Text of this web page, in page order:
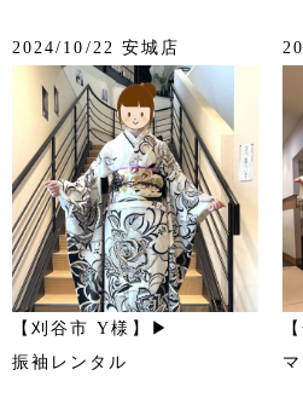
2024/10/22 安城店
【刈谷市 Y様】▶
振袖レンタル